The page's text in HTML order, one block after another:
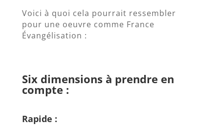
Voici à quoi cela pourrait ressembler
pour une oeuvre comme France
Évangélisation :
Six dimensions à prendre en
compte :
Rapide :